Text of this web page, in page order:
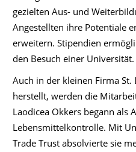
gezielten Aus- und
Angestellten ihre Potentiale
erweitern. Stipendien
den Besuch einer Universität.
Auch in der kleinen Firma St.
herstellt, werden die
Laodicea Okkers begann als
Lebensmittelkontrolle. Mit
Trade Trust absolvierte sie